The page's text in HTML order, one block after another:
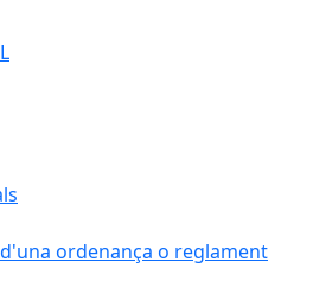
ordenança o reglament